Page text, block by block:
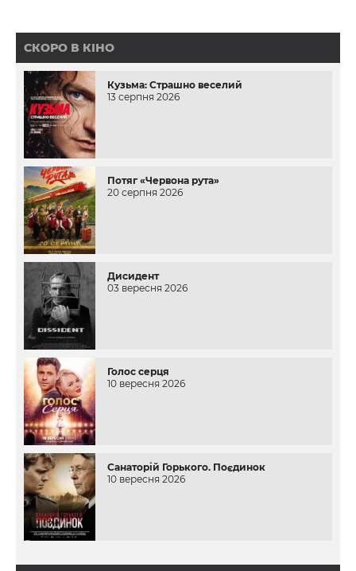
СКОРО В КІНО
Кузьма: Страшно веселий
13 серпня 2026
Потяг «Червона рута»
20 серпня 2026
Дисидент
03 вересня 2026
Голос серця
10 вересня 2026
Санаторій Горького. Поєдинок
10 вересня 2026